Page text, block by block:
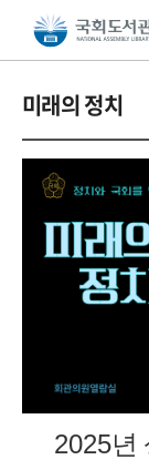
본문 바로가기주메뉴 바
미래의 정치
2025년